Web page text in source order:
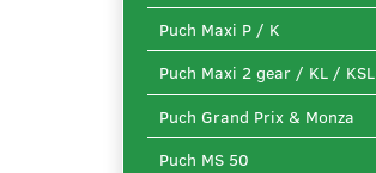
Puch Maxi P / K
Puch Maxi 2 gear / KL / KSL
Puch Grand Prix & Monza
Puch MS 50